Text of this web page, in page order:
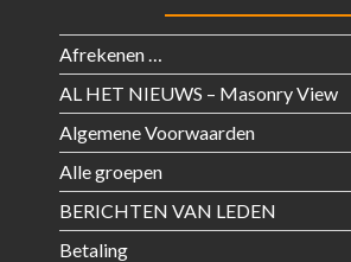
Afrekenen …
AL HET NIEUWS – Masonry View
Algemene Voorwaarden
Alle groepen
BERICHTEN VAN LEDEN
Betaling